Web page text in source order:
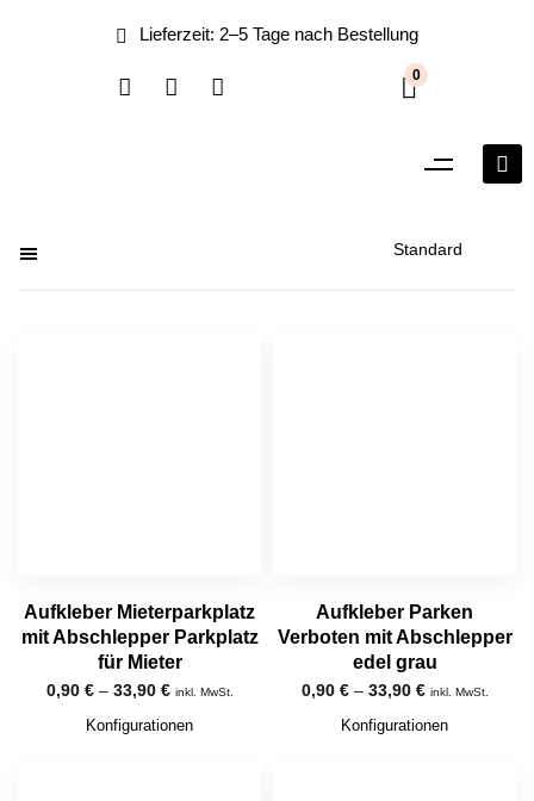
0
Aufkleber Mieterparkplatz
mit Abschlepper Parkplatz
für Mieter
0,90 €– 33,90 € inkl. MwSt.
Konfigurationen
Aufkleber Parken
Verboten mit Abschlepper
edel grau
0,90 €– 33,90 € inkl. MwSt.
Konfigurationen